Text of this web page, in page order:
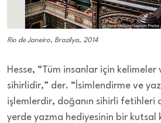
Rio de Janeiro, Brazilya, 2014
Hesse, “Tüm insanlar için kelimeler
sihirlidir,” der. “İsimlendirme ve
işlemlerdir, doğanın sihirli fetihleri
yerde yazma hediyesinin bir kutsal